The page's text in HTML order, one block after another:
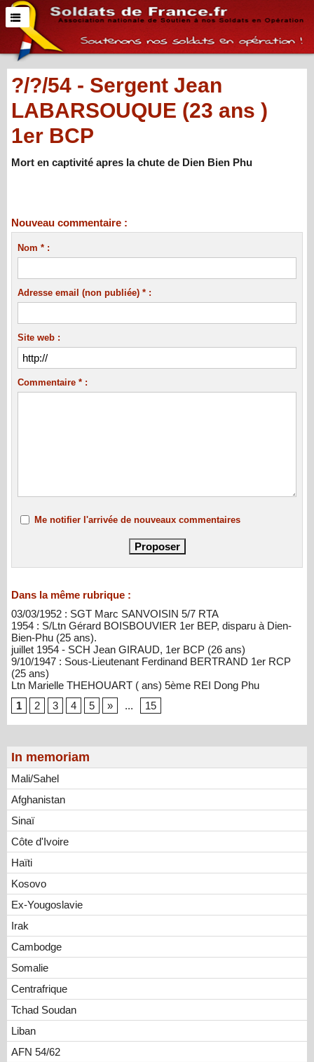
In memoriam
Mali/Sahel
Afghanistan
Sinaï
Côte d'Ivoire
Haïti
Kosovo
Ex-Yougoslavie
Irak
Cambodge
Somalie
Centrafrique
Tchad Soudan
Liban
AFN 54/62
?/?/54 - Sergent Jean
LABARSOUQUE (23 ans )
1er BCP
Mort en captivité apres la chute de Dien Bien Phu
Nouveau commentaire :
Nom * :
Adresse email (non publiée) * :
Site web :
Commentaire * :
Me notifier l'arrivée de nouveaux commentaires
Dans la même rubrique :
03/03/1952 : SGT Marc SANVOISIN 5/7 RTA
1954 : S/Ltn Gérard BOISBOUVIER 1er BEP, disparu à Dien-
Bien-Phu (25 ans).
juillet 1954 - SCH Jean GIRAUD, 1er BCP (26 ans)
9/10/1947 : Sous-Lieutenant Ferdinand BERTRAND 1er RCP
(25 ans)
Ltn Marielle THEHOUART ( ans) 5ème REI Dong Phu
1
2 3 4 5 » ... 15